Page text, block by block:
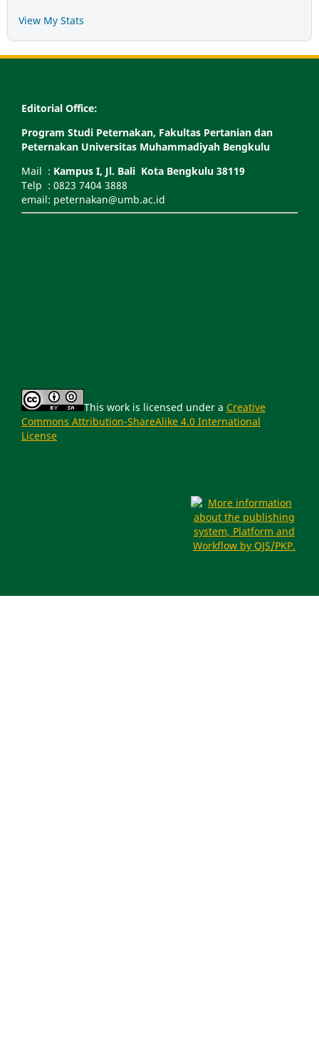
View My Stats
Editorial Office:
Program Studi Peternakan, Fakultas Pertanian dan
Peternakan Universitas Muhammadiyah Bengkulu
Mail : Kampus I, Jl. Bali Kota Bengkulu 38119
Telp : 0823 7404 3888
email: peternakan@umb.ac.id
This work is licensed under a Creative
Commons Attribution-ShareAlike 4.0 International
License